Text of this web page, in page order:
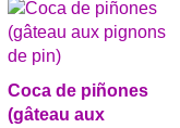
Coca de piñones
(gâteau aux